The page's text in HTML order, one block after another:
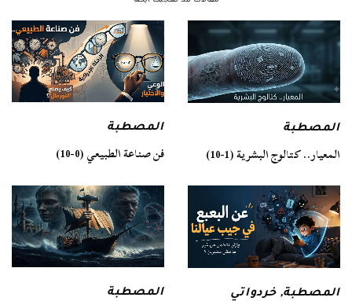
المصطبة
المعيار.. كتالوج البشرية (1-10)
المصطبة
فن صناعة الطبيعي (0-10)
المصطبة,خردواتي المصطبة